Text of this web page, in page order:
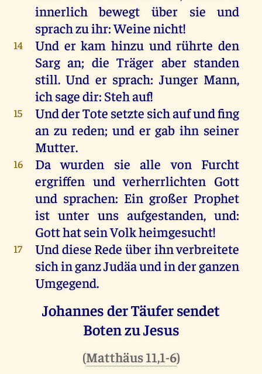
innerlichbewegt über sie
und
sprachzuihr:Weinenicht!
14 Und er kam hinzu und rührte den
Sarg an; die Träger aber standen
still.Und er sprach: Junger Mann,
ichsagedir: Stehauf!
15 UndderTote setzte sichaufundfing
an zu reden; und er gab ihn seiner
Mutter.
16 Da wurden sie alle von Furcht
ergriffen undverherrlichten Gott
und sprachen: Ein großer Prophet
ist unter uns aufgestanden,und:
GotthatseinVolkheimgesucht!
17 Unddiese Rede überihnverbreitete
sichinganzJudäaundinderganzen
Umgegend.
Johannes der Täufer sendet
Boten zu Jesus
(Matthäus 11,1-6)